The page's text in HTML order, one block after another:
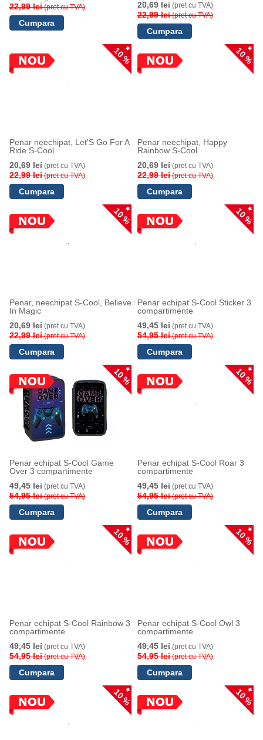
22,99 lei(pret cu TVA) 20,69 lei (pret cu TVA)
22,99 lei(pret cu TVA)
10 %
Penar neechipat, Let'S Go For A
Ride S-Cool
20,69 lei (pret cu TVA)
22,99 lei(pret cu TVA)
10 %
Penar neechipat, Happy
Rainbow S-Cool
20,69 lei (pret cu TVA)
22,99 lei(pret cu TVA)
10 %
Penar, neechipat S-Cool, Believe
In Magic
20,69 lei (pret cu TVA)
22,99 lei(pret cu TVA)
10 %
Penar echipat S-Cool Sticker 3
compartimente
49,45 lei (pret cu TVA)
54,95 lei(pret cu TVA)
10 %
Penar echipat S-Cool Game
Over 3 compartimente
49,45 lei (pret cu TVA)
54,95 lei(pret cu TVA)
10 %
Penar echipat S-Cool Roar 3
compartimente
49,45 lei (pret cu TVA)
54,95 lei(pret cu TVA)
10 %
Penar echipat S-Cool Rainbow 3
compartimente
49,45 lei (pret cu TVA)
54,95 lei(pret cu TVA)
10 %
Penar echipat S-Cool Owl 3
compartimente
49,45 lei (pret cu TVA)
54,95 lei(pret cu TVA)
10 % 10 %